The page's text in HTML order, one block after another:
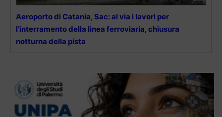
Aeroporto di Catania, Sac: al via i lavori per
l’interramento della linea ferroviaria, chiusura
notturna della pista